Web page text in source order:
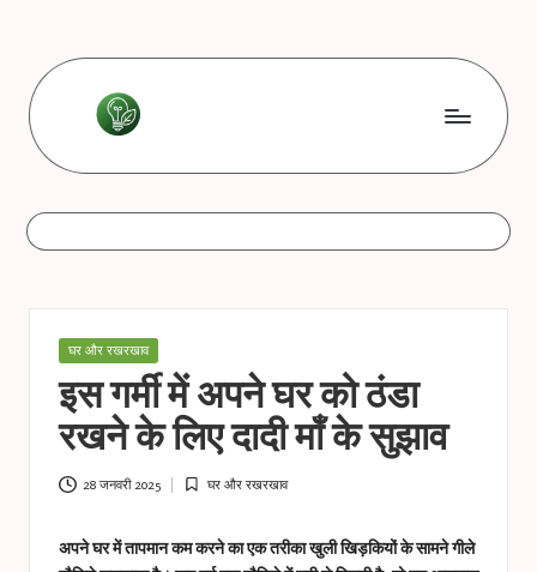
content
L
e
s
o
n
n
e
s
a
astuces
Posted
घर और रखरखाव
इस गर्मी में अपने घर को ठंडा
रखने के लिए दादी माँ के सुझाव
28 जनवरी 2025
Posted
घर और रखरखाव
अपने घर में तापमान कम करने का एक तरीका खुली खिड़कियों के सामने गीले